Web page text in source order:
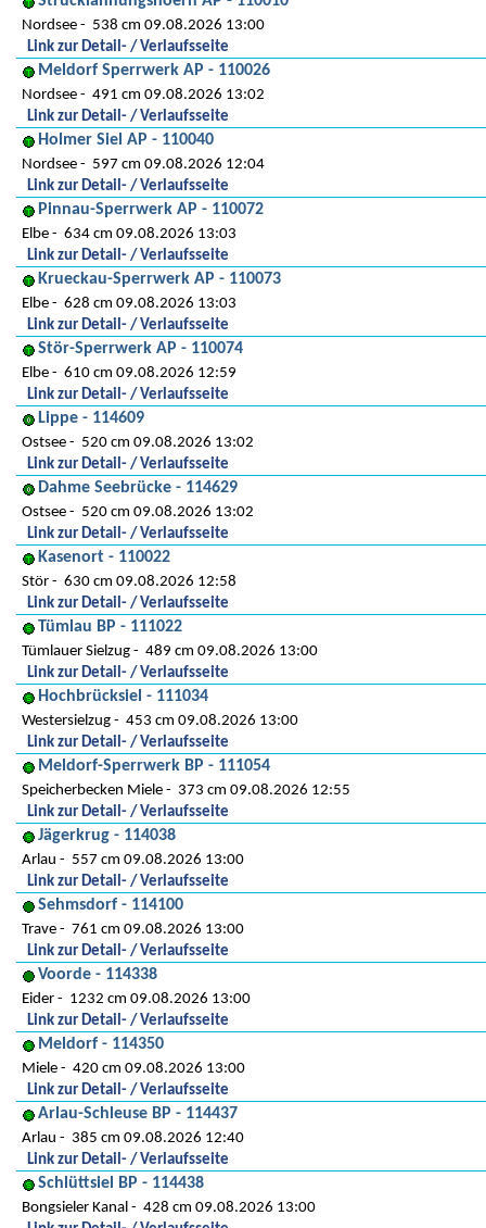
Nordsee
538 cm 09.08.2026 13:00
Link zur Detail- / Verlaufsseite
Meldorf Sperrwerk AP - 110026
Nordsee
491 cm 09.08.2026 13:02
Link zur Detail- / Verlaufsseite
Holmer Siel AP - 110040
Nordsee
597 cm 09.08.2026 12:04
Link zur Detail- / Verlaufsseite
Pinnau-Sperrwerk AP - 110072
Elbe
634 cm 09.08.2026 13:03
Link zur Detail- / Verlaufsseite
Krueckau-Sperrwerk AP - 110073
Elbe
628 cm 09.08.2026 13:03
Link zur Detail- / Verlaufsseite
Stör-Sperrwerk AP - 110074
Elbe
610 cm 09.08.2026 12:59
Link zur Detail- / Verlaufsseite
Lippe - 114609
Ostsee
520 cm 09.08.2026 13:02
Link zur Detail- / Verlaufsseite
Dahme Seebrücke - 114629
Ostsee
520 cm 09.08.2026 13:02
Link zur Detail- / Verlaufsseite
Kasenort - 110022
Stör
630 cm 09.08.2026 12:58
Link zur Detail- / Verlaufsseite
Tümlau BP - 111022
Tümlauer Sielzug
489 cm 09.08.2026 13:00
Link zur Detail- / Verlaufsseite
Hochbrücksiel - 111034
Westersielzug
453 cm 09.08.2026 13:00
Link zur Detail- / Verlaufsseite
Meldorf-Sperrwerk BP - 111054
Speicherbecken Miele
373 cm 09.08.2026 12:55
Link zur Detail- / Verlaufsseite
Jägerkrug - 114038
Arlau
557 cm 09.08.2026 13:00
Link zur Detail- / Verlaufsseite
Sehmsdorf - 114100
Trave
761 cm 09.08.2026 13:00
Link zur Detail- / Verlaufsseite
Voorde - 114338
Eider
1232 cm 09.08.2026 13:00
Link zur Detail- / Verlaufsseite
Meldorf - 114350
Miele
420 cm 09.08.2026 13:00
Link zur Detail- / Verlaufsseite
Arlau-Schleuse BP - 114437
Arlau
385 cm 09.08.2026 12:40
Link zur Detail- / Verlaufsseite
Schlüttsiel BP - 114438
Bongsieler Kanal
428 cm 09.08.2026 13:00